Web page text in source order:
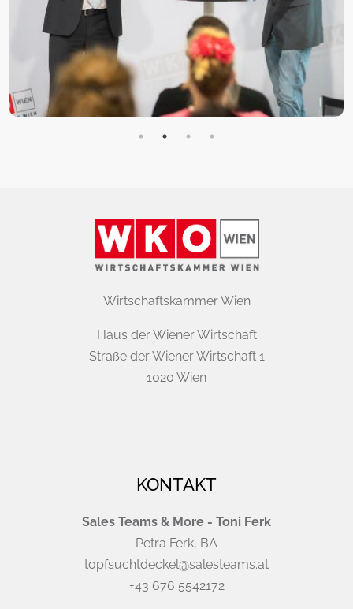
Wirtschaftskammer Wien
Haus der Wiener Wirtschaft
Straße der Wiener Wirtschaft 1
1020 Wien
KONTAKT
Sales Teams & More - Toni Ferk
Petra Ferk, BA
topfsuchtdeckel@salesteams.at
+43 676 5542172